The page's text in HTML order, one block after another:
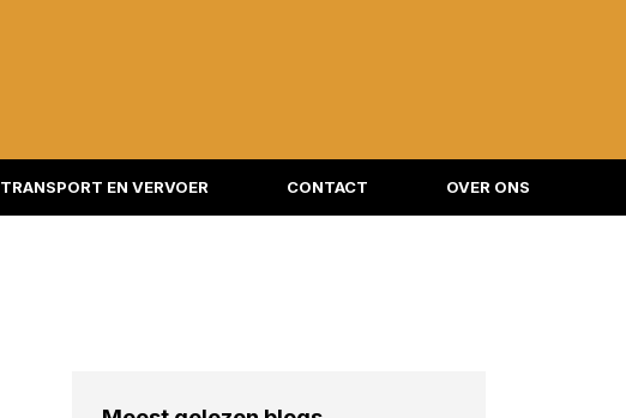
TRANSPORT EN VERVOER CONTACT OVER ONS